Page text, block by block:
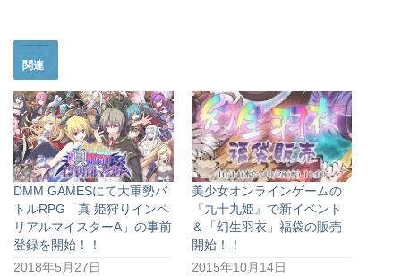
関連
DMM GAMESにて大軍勢バ
トルRPG「真 姫狩りインペ
リアルマイスターA」の事前
登録を開始！！
2018年5月27日
美少女オンラインゲームの
『九十九姫』で新イベント
＆「幻生羽衣」福袋の販売
開始！！
2015年10月14日